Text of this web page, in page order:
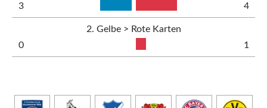
3
4
2. Gelbe > Rote Karten
0
1